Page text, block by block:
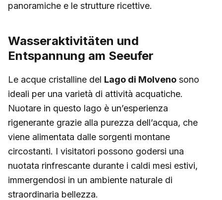
panoramiche e le strutture ricettive.
Wasseraktivitäten und
Entspannung am Seeufer
Le acque cristalline del Lago di Molveno sono
ideali per una varietà di attività acquatiche.
Nuotare in questo lago è un’esperienza
rigenerante grazie alla purezza dell’acqua, che
viene alimentata dalle sorgenti montane
circostanti. I visitatori possono godersi una
nuotata rinfrescante durante i caldi mesi estivi,
immergendosi in un ambiente naturale di
straordinaria bellezza.